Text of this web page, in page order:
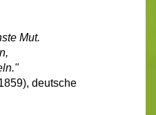
Mut.
deutsche